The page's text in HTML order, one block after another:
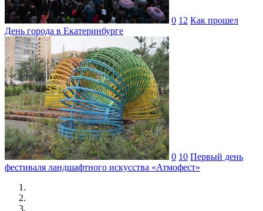
0 12 Как прошел
День города в Екатеринбурге
0 10 Первый день
фестиваля ландшафтного искусства «Атмофест»